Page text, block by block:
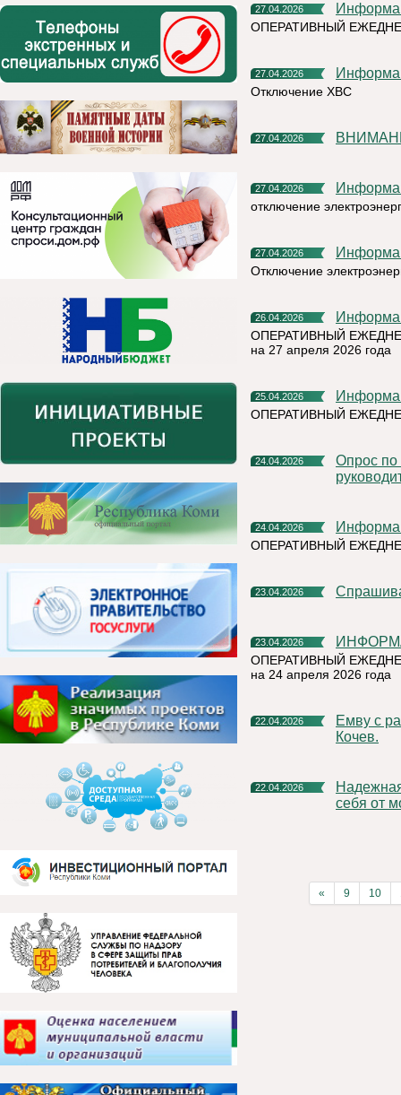
27.04.2026
ОПЕРАТИВНЫЙ
27.04.2026
Отключение ХВС
27.04.2026
27.04.2026
отключение
27.04.2026
Отключение
26.04.2026
ОПЕРАТИВНЫЙ
на 27 апреля 2026 года
25.04.2026
ОПЕРАТИВНЫЙ
24.04.2026
Опрос по оценки эффективности деятельности
24.04.2026
ОПЕРАТИВНЫЙ
23.04.2026
23.04.2026
ОПЕРАТИВНЫЙ
на 24 апреля 2026 года
22.04.2026
Емву с рабочим визитом посетил Герой России Станислав
Кочев.
22.04.2026
Надежная защита вашей недвижимости: как обезопасить
себя от
« 9 10